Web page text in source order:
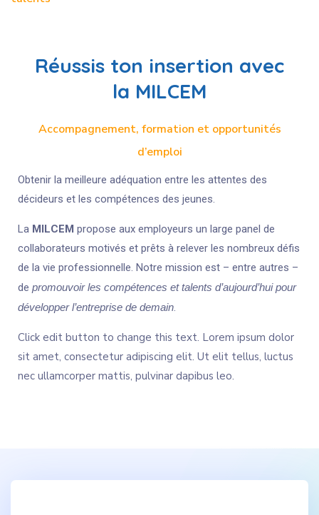
Réussis ton insertion avec
la MILCEM
Accompagnement, formation et opportunités
d’emploi
Obtenir la meilleure adéquation entre les attentes des
décideurs et les compétences des jeunes.
La MILCEM propose aux employeurs un large panel de
collaborateurs motivés et prêts à relever les nombreux défis
de la vie professionnelle. Notre mission est – entre autres –
de promouvoir les compétences et talents d’aujourd’hui pour
développer l’entreprise de demain.
Click edit button to change this text. Lorem ipsum dolor
sit amet, consectetur adipiscing elit. Ut elit tellus, luctus
nec ullamcorper mattis, pulvinar dapibus leo.